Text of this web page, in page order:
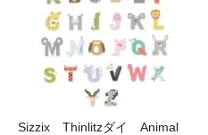
Sizzix Thinlitzダイ Animal